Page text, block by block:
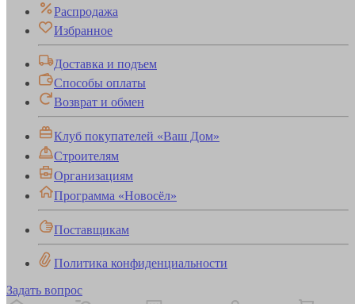
Распродажа
Избранное
Доставка и подъем
Способы оплаты
Возврат и обмен
Клуб покупателей «Ваш Дом»
Строителям
Организациям
Программа «Новосёл»
Поставщикам
Политика конфиденциальности
Задать вопрос